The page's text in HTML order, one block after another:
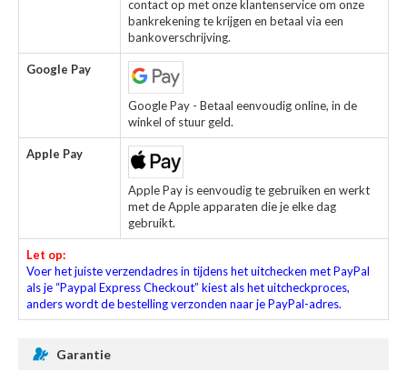
contact op met onze klantenservice om onze
bankrekening te krijgen en betaal via een
bankoverschrijving.
Google Pay
Google Pay - Betaal eenvoudig online, in de
winkel of stuur geld.
Apple Pay
Apple Pay is eenvoudig te gebruiken en werkt
met de Apple apparaten die je elke dag
gebruikt.
Let op:
Voer het juiste verzendadres in tijdens het uitchecken met PayPal
als je “Paypal Express Checkout” kiest als het uitcheckproces,
anders wordt de bestelling verzonden naar je PayPal-adres.
Garantie